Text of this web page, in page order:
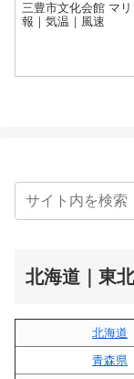
三豊市文化会館 マ
報｜気温｜風速
北海道｜東
北海道
青森県